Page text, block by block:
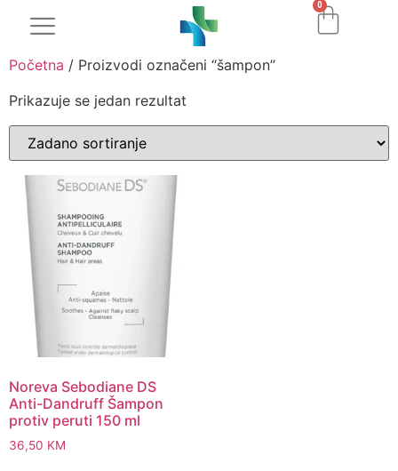
0
Početna / Proizvodi označeni “šampon”
Prikazuje se jedan rezultat
Noreva Sebodiane DS
Anti-Dandruff Šampon
protiv peruti 150 ml
36,50 KM